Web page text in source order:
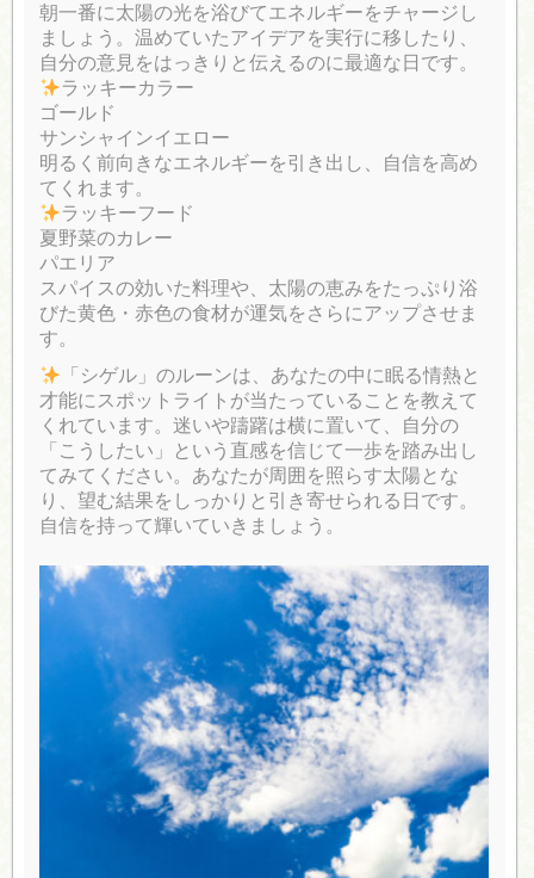
朝一番に太陽の光を浴びてエネルギーをチャージし
ましょう。温めていたアイデアを実行に移したり、
自分の意見をはっきりと伝えるのに最適な日です。
ラッキーカラー
ゴールド
サンシャインイエロー
明るく前向きなエネルギーを引き出し、自信を高め
てくれます。
ラッキーフード
夏野菜のカレー
パエリア
スパイスの効いた料理や、太陽の恵みをたっぷり浴
びた黄色・赤色の食材が運気をさらにアップさせま
す。
「シゲル」のルーンは、あなたの中に眠る情熱と
才能にスポットライトが当たっていることを教えて
くれています。迷いや躊躇は横に置いて、自分の
「こうしたい」という直感を信じて一歩を踏み出し
てみてください。あなたが周囲を照らす太陽とな
り、望む結果をしっかりと引き寄せられる日です。
自信を持って輝いていきましょう。